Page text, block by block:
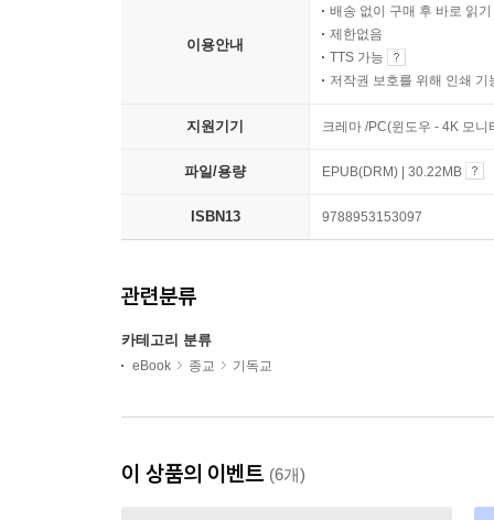
이용안내
배송 없이 구매 후 바로 읽기
제한없음
TTS 가능
저작권 보호를 위해 인쇄 기
지원기기 크레마 /PC(윈도우 - 4K 모
파일/용량 EPUB(DRM) | 30.22MB
ISBN13 9788953153097
관련분류
카테고리 분류
eBook 종교 기독교
이 상품의 이벤트 (6개)